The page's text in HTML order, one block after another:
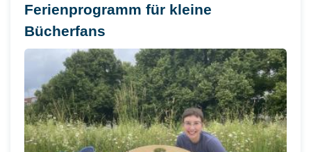
Ferienprogramm für kleine
Bücherfans